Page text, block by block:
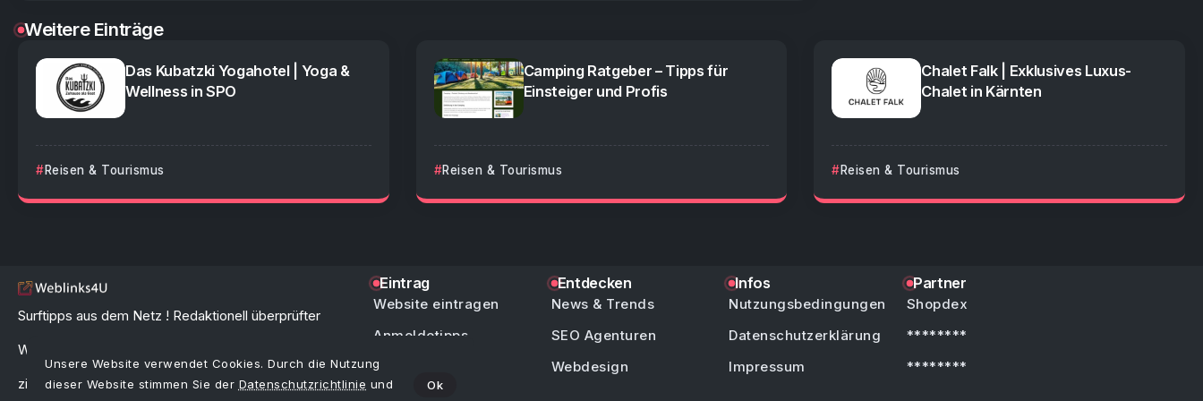
Weitere Einträge
Das Kubatzki Yogahotel | Yoga &
Wellness in SPO
Reisen & Tourismus
Camping Ratgeber – Tipps für
Einsteiger und Profis
Reisen & Tourismus
Chalet Falk | Exklusives Luxus-
Chalet in Kärnten
Reisen & Tourismus
Surftipps aus dem Netz ! Redaktionell überprüfter
Webkatalog & Linkverzeichnis zur schnellen und
zielgerichteten Link-Suche im Internet.
Eintrag
Website eintragen
Anmeldetipps
FAQ / Hilfe
Entdecken
News & Trends
SEO Agenturen
Webdesign
Infos
Nutzungsbedingungen
Datenschutzerklärung
Impressum
Partner
Shopdex
********
********
Unsere Website verwendet Cookies. Durch die Nutzung
dieser Website stimmen Sie der Datenschutzrichtlinie und
Ok